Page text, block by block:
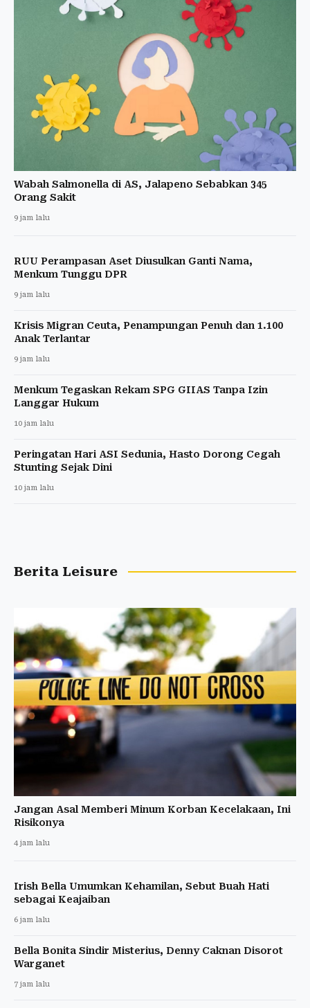
Wabah Salmonella di AS, Jalapeno Sebabkan 345
Orang Sakit
9 jam lalu
RUU Perampasan Aset Diusulkan Ganti Nama,
Menkum Tunggu DPR
9 jam lalu
Krisis Migran Ceuta, Penampungan Penuh dan 1.100
Anak Terlantar
9 jam lalu
Menkum Tegaskan Rekam SPG GIIAS Tanpa Izin
Langgar Hukum
10 jam lalu
Peringatan Hari ASI Sedunia, Hasto Dorong Cegah
Stunting Sejak Dini
10 jam lalu
Berita Leisure
Jangan Asal Memberi Minum Korban Kecelakaan, Ini
Risikonya
4 jam lalu
Irish Bella Umumkan Kehamilan, Sebut Buah Hati
sebagai Keajaiban
6 jam lalu
Bella Bonita Sindir Misterius, Denny Caknan Disorot
Warganet
7 jam lalu